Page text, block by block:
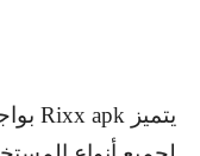
يتميز Rixx apk